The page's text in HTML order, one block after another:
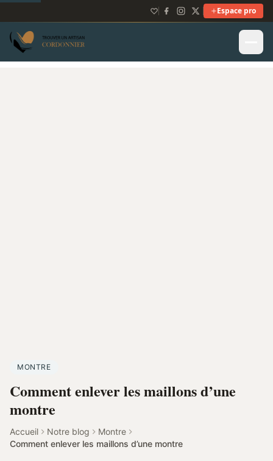
Espace pro
MONTRE
Comment enlever les maillons d’une
montre
Accueil Notre blog
Montre
Comment enlever les maillons d’une montre